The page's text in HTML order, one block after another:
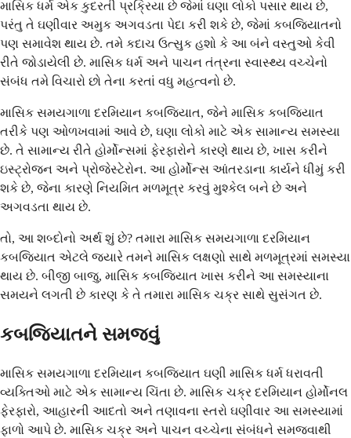
માસિક ધર્મ એક કુદરતી પ્રક્રિયા છે જેમાં ઘણા લોકો પસાર થાય છે,
પરંતુ તે ઘણીવાર અમુક અગવડતા પેદા કરી શકે છે, જેમાં કબજિયાતનો
પણ સમાવેશ થાય છે. તમે કદાચ ઉત્સુક હશો કે આ બંને વસ્તુઓ કેવી
રીતે જોડાયેલી છે. માસિક ધર્મ અને પાચન તંત્રના સ્વાસ્થ્ય વચ્ચેનો
સંબંધ તમે વિચારો છો તેના કરતાં વધુ મહત્વનો છે.
માસિક સમયગાળા દરમિયાન કબજિયાત, જેને માસિક કબજિયાત
તરીકે પણ ઓળખવામાં આવે છે, ઘણા લોકો માટે એક સામાન્ય સમસ્યા
છે. તે સામાન્ય રીતે હોર્મોન્સમાં ફેરફારોને કારણે થાય છે, ખાસ કરીને
ઇસ્ટ્રોજન અને પ્રોજેસ્ટેરોન. આ હોર્મોન્સ આંતરડાના કાર્યને ધીમું કરી
શકે છે, જેના કારણે નિયમિત મળમૂત્ર કરવું મુશ્કેલ બને છે અને
અગવડતા થાય છે.
તો, આ શબ્દોનો અર્થ શું છે? તમારા માસિક સમયગાળા દરમિયાન
કબજિયાત એટલે જ્યારે તમને માસિક લક્ષણો સાથે મળમૂત્રમાં સમસ્યા
થાય છે. બીજી બાજુ, માસિક કબજિયાત ખાસ કરીને આ સમસ્યાના
સમયને લગતી છે કારણ કે તે તમારા માસિક ચક્ર સાથે સુસંગત છે.
કબજિયાતને સમજવું
માસિક સમયગાળા દરમિયાન કબજિયાત ઘણી માસિક ધર્મ ધરાવતી
વ્યક્તિઓ માટે એક સામાન્ય ચિંતા છે. માસિક ચક્ર દરમિયાન હોર્મોનલ
ફેરફારો, આહારની આદતો અને તણાવના સ્તરો ઘણીવાર આ સમસ્યામાં
ફાળો આપે છે. માસિક ચક્ર અને પાચન વચ્ચેના સંબંધને સમજવાથી